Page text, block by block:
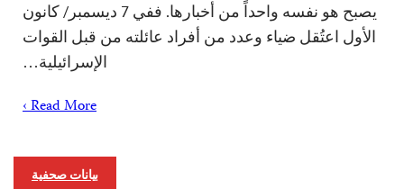
يصبح هو نفسه واحداً من أخبارها. ففي 7 ديسمبر/ كانون
الأول اعتُقل ضياء وعدد من أفراد عائلته من قبل القوات
الإسرائيلية…
Read More ›
بيانات صحفية